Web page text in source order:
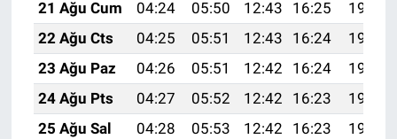
21 Ağu Cum
04:24 05:50 12:43 16:25
19:26
22 Ağu Cts
04:25 05:51 12:43 16:24
19:25
23 Ağu Paz
04:26 05:51 12:42 16:24
19:23
24 Ağu Pts
04:27 05:52 12:42 16:23
19:22
25 Ağu Sal
04:28 05:53 12:42 16:23 19:21